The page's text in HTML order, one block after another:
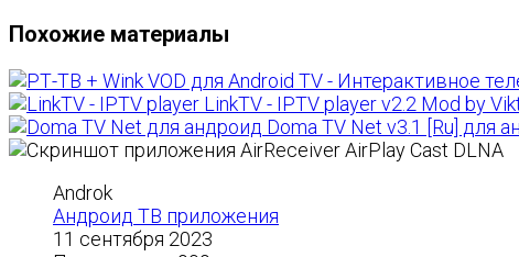
Похожие материалы
LinkTV - IPTV player v2.2 Mod by
Doma TV Net v3.1 [Ru] для
Androk
Андроид ТВ приложения
11 сентября 2023